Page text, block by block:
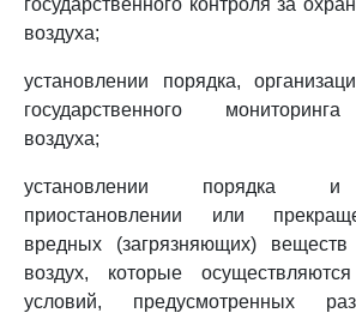
государственного контроля за
воздуха;
установлении порядка,
государственного
воздуха;
установлении порядка и
приостановлении или
вредных (загрязняющих)
воздух, которые
условий, предусмотренных